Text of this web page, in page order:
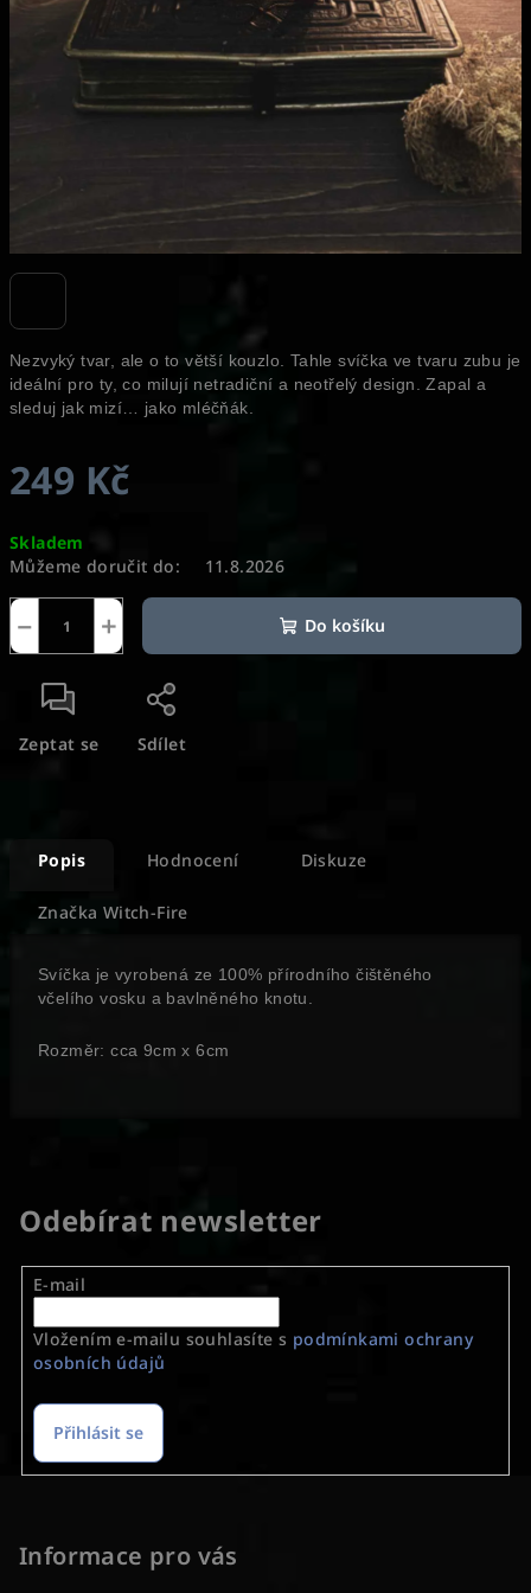
Nezvyký tvar, ale o to větší kouzlo. Tahle svíčka ve tvaru zubu je
ideální pro ty, co milují netradiční a neotřelý design. Zapal a
sleduj jak mizí… jako mléčňák.
249 Kč
cena:
Skladem
Můžeme doručit do:
11.8.2026
+
− Do košíku
Zeptat se Sdílet
Popis Hodnocení Diskuze
Značka Witch-Fire
Svíčka je vyrobená ze 100% přírodního čištěného
včelího vosku a bavlněného knotu.
Rozměr: cca 9cm x 6cm
Odebírat newsletter
E-mail
Vložením e-mailu souhlasíte s podmínkami ochrany
osobních údajů
Přihlásit se
Informace pro vás